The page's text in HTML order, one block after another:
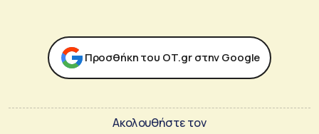
Προσθήκη του ΟΤ.gr στην Google
Ακολουθήστε τον